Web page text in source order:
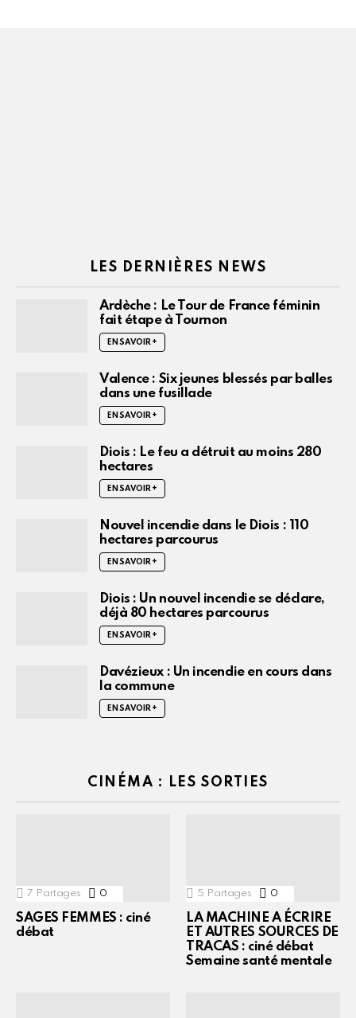
LES DERNIÈRES NEWS
Ardèche : Le Tour de France féminin
fait étape à Tournon
EN SAVOIR +
Valence : Six jeunes blessés par balles
dans une fusillade
EN SAVOIR +
Diois : Le feu a détruit au moins 280
hectares
EN SAVOIR +
Nouvel incendie dans le Diois : 110
hectares parcourus
EN SAVOIR +
Diois : Un nouvel incendie se déclare,
déjà 80 hectares parcourus
EN SAVOIR +
Davézieux : Un incendie en cours dans
la commune
EN SAVOIR +
CINÉMA : LES SORTIES
7 Partages 0
SAGES FEMMES : ciné
débat
5 Partages 0
LA MACHINE A ÉCRIRE
ET AUTRES SOURCES DE
TRACAS : ciné débat
Semaine santé mentale